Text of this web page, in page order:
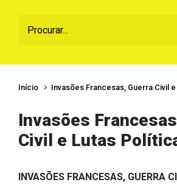
Início Invasões Francesas, Guerra Civil
Invasões
Civil e Lutas
INVASÕES FRANCESAS, GUERRA